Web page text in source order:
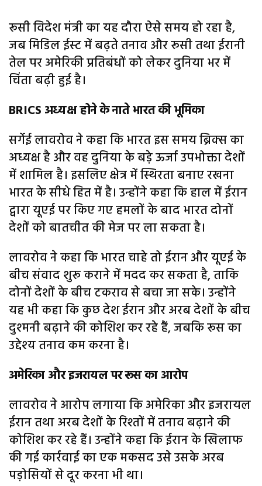
रूसी विदेश मंत्री का यह दौरा ऐसे समय हो रहा है,
जब मिडिल ईस्ट में बढ़ते तनाव और रूसी तथा ईरानी
तेल पर अमेरिकी प्रतिबंधों को लेकर दुनिया भर में
चिंता बढ़ी हुई है।
BRICS अध्यक्ष होने के नाते भारत की भूमिका
सर्गेई लावरोव ने कहा कि भारत इस समय ब्रिक्स का
अध्यक्ष है और वह दुनिया के बड़े ऊर्जा उपभोक्ता देशों
में शामिल है। इसलिए क्षेत्र में स्थिरता बनाए रखना
भारत के सीधे हित में है। उन्होंने कहा कि हाल में ईरान
द्वारा यूएई पर किए गए हमलों के बाद भारत दोनों
देशों को बातचीत की मेज पर ला सकता है।
लावरोव ने कहा कि भारत चाहे तो ईरान और यूएई के
बीच संवाद शुरू कराने में मदद कर सकता है, ताकि
दोनों देशों के बीच टकराव से बचा जा सके। उन्होंने
यह भी कहा कि कुछ देश ईरान और अरब देशों के बीच
दुश्मनी बढ़ाने की कोशिश कर रहे हैं, जबकि रूस का
उद्देश्य तनाव कम करना है।
अमेरिका और इजरायल पर रूस का आरोप
लावरोव ने आरोप लगाया कि अमेरिका और इजरायल
ईरान तथा अरब देशों के रिश्तों में तनाव बढ़ाने की
कोशिश कर रहे हैं। उन्होंने कहा कि ईरान के खिलाफ
की गई कार्रवाई का एक मकसद उसे उसके अरब
पड़ोसियों से दूर करना भी था।